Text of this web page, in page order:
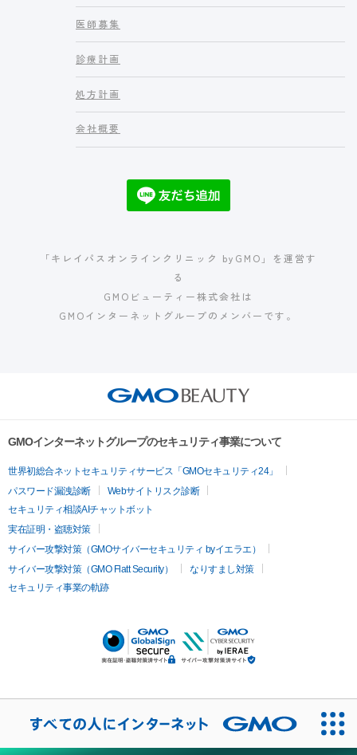
医師募集
診療計画
処方計画
会社概要
「キレイパスオンラインクリニック byGMO」を運営す
る
GMOビューティー株式会社は
GMOインターネットグループのメンバーです。
GMOインターネットグループのセキュリティ事業について
世界初総合ネットセキュリティサービス「GMOセキュリティ24」
パスワード漏洩診断
Webサイトリスク診断
セキュリティ相談AIチャットボット
実在証明・盗聴対策
サイバー攻撃対策（GMOサイバーセキュリティ byイエラエ）
サイバー攻撃対策（GMO Flatt Security）
なりすまし対策
セキュリティ事業の軌跡